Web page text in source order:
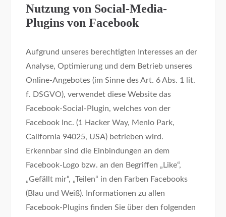
Nutzung von Social-Media-
Plugins von Facebook
Aufgrund unseres berechtigten Interesses an der
Analyse, Optimierung und dem Betrieb unseres
Online-Angebotes (im Sinne des Art. 6 Abs. 1 lit.
f. DSGVO), verwendet diese Website das
Facebook-Social-Plugin, welches von der
Facebook Inc. (1 Hacker Way, Menlo Park,
California 94025, USA) betrieben wird.
Erkennbar sind die Einbindungen an dem
Facebook-Logo bzw. an den Begriffen „Like“,
„Gefällt mir“, „Teilen“ in den Farben Facebooks
(Blau und Weiß). Informationen zu allen
Facebook-Plugins finden Sie über den folgenden